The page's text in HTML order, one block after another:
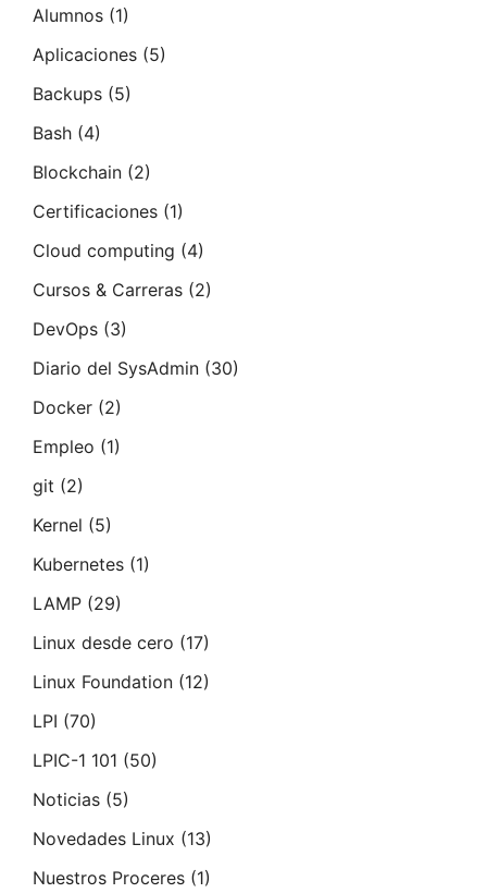
Alumnos (1)
Aplicaciones (5)
Backups (5)
Bash (4)
Blockchain (2)
Certificaciones (1)
Cloud computing (4)
Cursos & Carreras (2)
DevOps (3)
Diario del SysAdmin (30)
Docker (2)
Empleo (1)
git (2)
Kernel (5)
Kubernetes (1)
LAMP (29)
Linux desde cero (17)
Linux Foundation (12)
LPI (70)
LPIC-1 101 (50)
Noticias (5)
Novedades Linux (13)
Nuestros Proceres (1)